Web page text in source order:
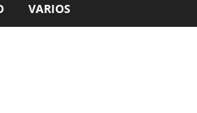
VARIOS